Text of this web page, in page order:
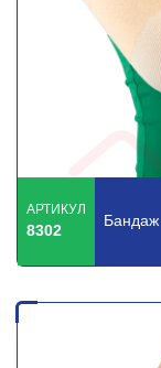
АРТИКУЛ
8302
Бандаж